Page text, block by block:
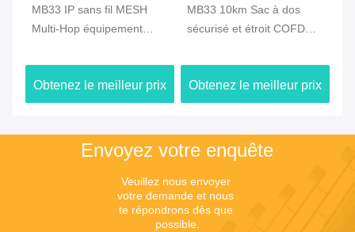
MB33 IP sans fil MESH
Multi-Hop équipement
GPS/Wifi/4G
Obtenez le meilleur prix
MB33 10km Sac à dos
sécurisé et étroit COFDM
numérique sans fil avec
batterie
Obtenez le meilleur prix
Envoyez votre enquête
Veuillez nous envoyer
votre demande et nous
te répondrons dès que
possible.